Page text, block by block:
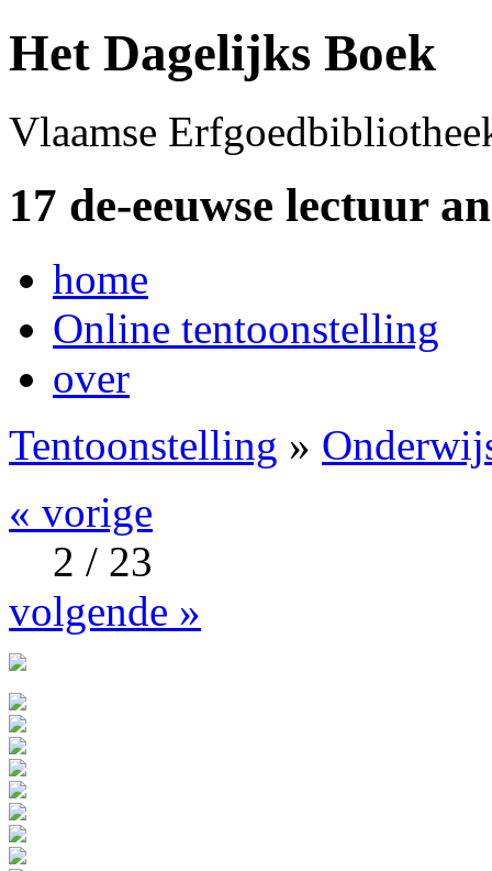
Het Dagelijks Boek
Vlaamse
17 de-eeuwse lectuur
home
Online tentoonstelling
over
Tentoonstelling »
« vorige
2 / 23
volgende »